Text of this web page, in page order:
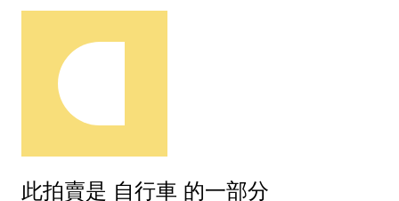
此拍賣是 自行車 的一部分